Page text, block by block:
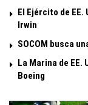
El Ejército de EE.
Irwin
SOCOM busca
La Marina de EE.
Boeing